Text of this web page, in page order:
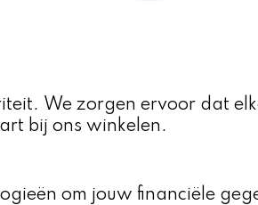
We zorgen ervoor dat
bij ons winkelen.
om jouw financiële